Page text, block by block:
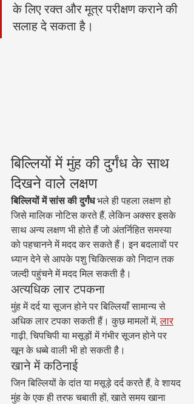
के लिए रक्त और मूत्र परीक्षण कराने की
सलाह दे सकता है।
बिल्लियों में मुंह की दुर्गंध के साथ
दिखने वाले लक्षण
बिल्लियों में सांस की दुर्गंध भले ही पहला लक्षण हो
जिसे मालिक नोटिस करते हैं, लेकिन अक्सर इसके
साथ अन्य लक्षण भी होते हैं जो अंतर्निहित समस्या
को पहचानने में मदद कर सकते हैं। इन बदलावों पर
ध्यान देने से आपके पशु चिकित्सक को निदान तक
जल्दी पहुंचने में मदद मिल सकती है।
अत्यधिक लार टपकना
मुंह में दर्द या सूजन होने पर बिल्लियाँ सामान्य से
अधिक लार टपका सकती हैं। कुछ मामलों में, लार
गाढ़ी, चिपचिपी या मसूड़ों में गंभीर सूजन होने पर
खून के धब्बे वाली भी हो सकती है।
खाने में कठिनाई
जिन बिल्लियों के दांत या मसूड़े दर्द करते हैं, वे शायद
मुंह के एक ही तरफ चबाती हों, खाते समय खाना